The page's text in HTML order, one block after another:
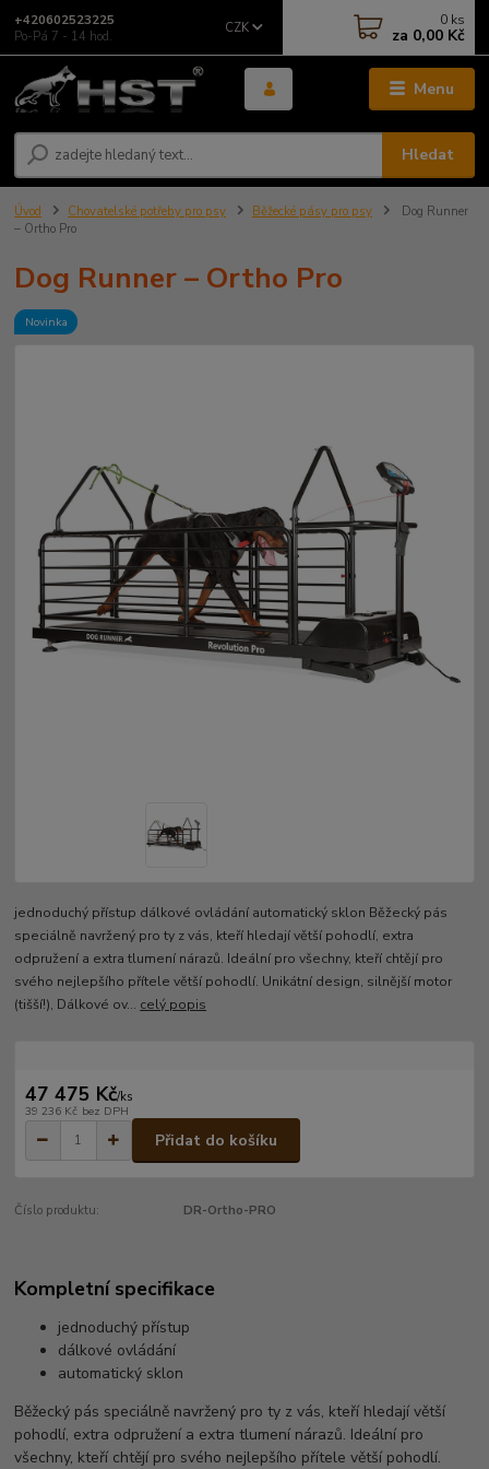
Menu
CZK
Hledat
+420602523225
Po-Pá 7 - 14 hod.
0 ks
za 0,00 Kč
Úvod Chovatelské potřeby pro psy Běžecké pásy pro psy
Dog Runner
– Ortho Pro
Dog Runner – Ortho Pro
Novinka
jednoduchý přístup dálkové ovládání automatický sklon Běžecký pás
speciálně navržený pro ty z vás, kteří hledají větší pohodlí, extra
odpružení a extra tlumení nárazů. Ideální pro všechny, kteří chtějí pro
svého nejlepšího přítele větší pohodlí. Unikátní design, silnější motor
(tišší!), Dálkové ov... celý popis
47 475 Kč/ks
39 236 Kč bez DPH
Přidat do košíku
Číslo produktu: DR-Ortho-PRO
Kompletní specifikace
jednoduchý přístup
dálkové ovládání
automatický sklon
Běžecký pás speciálně navržený pro ty z vás, kteří hledají větší
pohodlí, extra odpružení a extra tlumení nárazů. Ideální pro
všechny, kteří chtějí pro svého nejlepšího přítele větší pohodlí.